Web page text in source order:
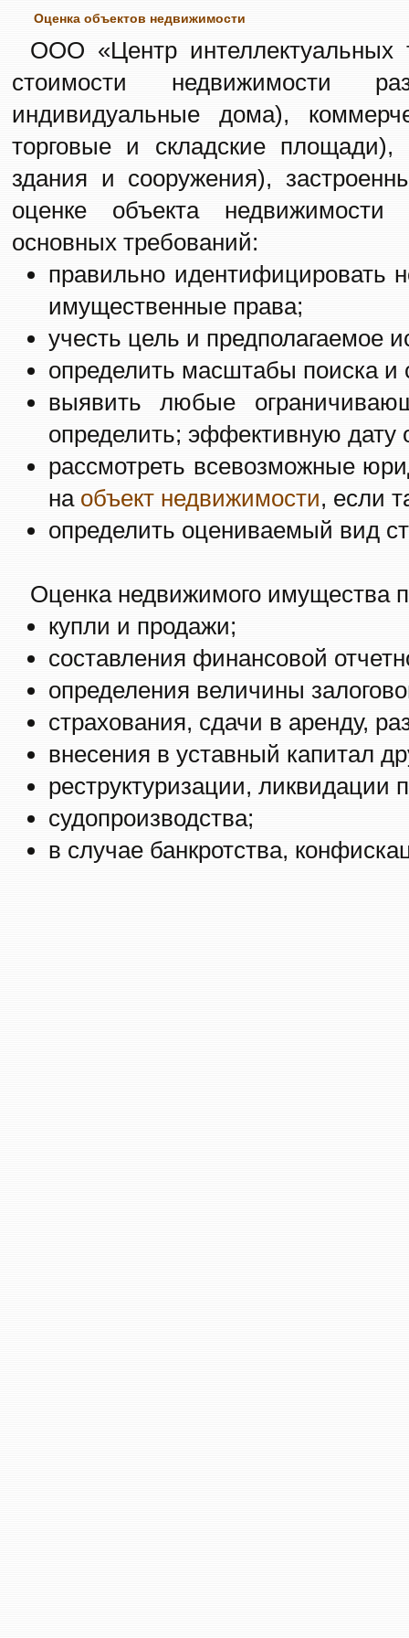
Оценка объектов недвижимости
ООО «Центр интеллектуальных
стоимости недвижимости
индивидуальные дома),
торговые и складские
здания и сооружения),
оценке объекта
основных требований:
правильно идентифицировать
имущественные права;
учесть цель и предполагаемое
определить масштабы поиска и
выявить любые
определить; эффективную дату
рассмотреть всевозможные
на объект недвижимости, если
определить оцениваемый вид
Оценка недвижимого имущества
купли и продажи;
составления финансовой
определения величины
страхования, сдачи в аренду,
внесения в уставный капитал
реструктуризации, ликвидации
судопроизводства;
в случае банкротства,